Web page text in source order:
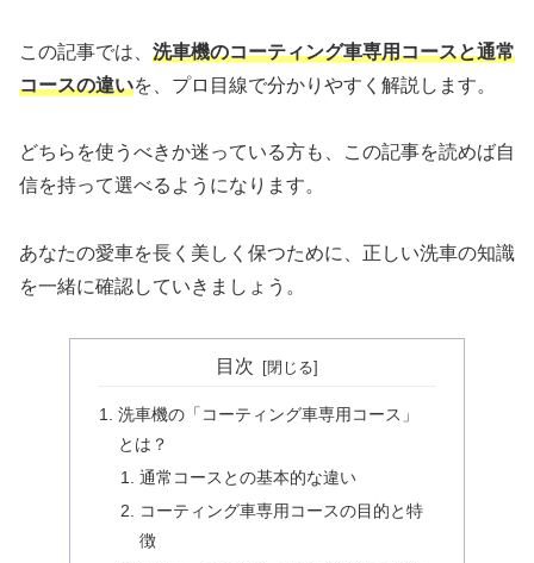
この記事では、 洗車機のコーティング車専用コースと通常
コースの違いを、プロ目線で分かりやすく解説します。
どちらを使うべきか迷っている方も、この記事を読めば自
信を持って選べるようになります。
あなたの愛車を長く美しく保つために、正しい洗車の知識
を一緒に確認していきましょう。
目次
洗車機の「コーティング車専用コース」
とは？
通常コースとの基本的な違い
コーティング車専用コースの目的と特
徴